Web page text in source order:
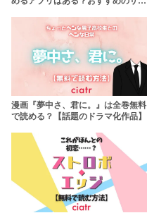
漫画『夢中さ、君に。』は全巻無料
で読める？【話題のドラマ化作品】